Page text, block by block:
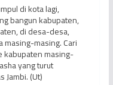
di kota lagi,
bangun kabupaten,
di desa-desa,
masing. Cari
kabupaten masing-
yang turut
(Ut)